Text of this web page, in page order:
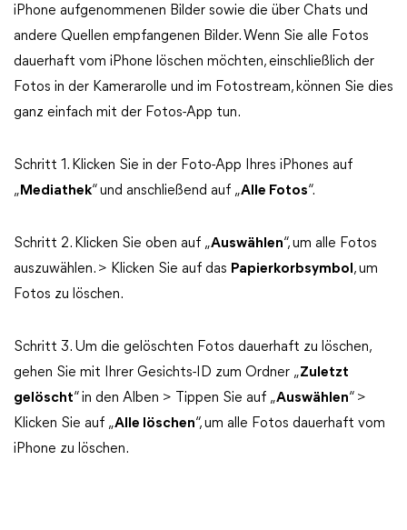
iPhone aufgenommenen Bilder sowie die über Chats und
andere Quellen empfangenen Bilder. Wenn Sie alle Fotos
dauerhaft vom iPhone löschen möchten, einschließlich der
Fotos in der Kamerarolle und im Fotostream, können Sie dies
ganz einfach mit der Fotos-App tun.
Schritt 1. Klicken Sie in der Foto-App Ihres iPhones auf
„ Mediathek“ und anschließend auf „Alle Fotos“.
Schritt 2. Klicken Sie oben auf „Auswählen“, um alle Fotos
auszuwählen. > Klicken Sie auf das Papierkorbsymbol , um
Fotos zu löschen.
Schritt 3. Um die gelöschten Fotos dauerhaft zu löschen,
gehen Sie mit Ihrer Gesichts-ID zum Ordner „Zuletzt
gelöscht“ in den Alben > Tippen Sie auf „Auswählen“ >
Klicken Sie auf „Alle löschen“, um alle Fotos dauerhaft vom
iPhone zu löschen.